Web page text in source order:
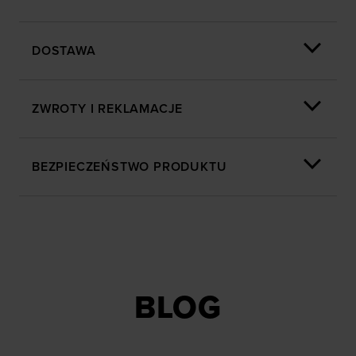
DOSTAWA
ZWROTY I REKLAMACJE
BEZPIECZEŃSTWO PRODUKTU
BLOG